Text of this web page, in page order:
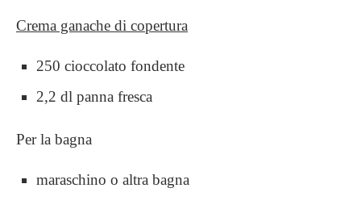
Crema ganache di copertura
250 cioccolato fondente
2,2 dl panna fresca
Per la bagna
maraschino o altra bagna